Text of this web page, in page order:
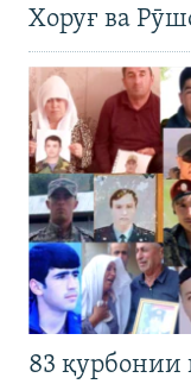
Хоруғ ва
83 қурбонии